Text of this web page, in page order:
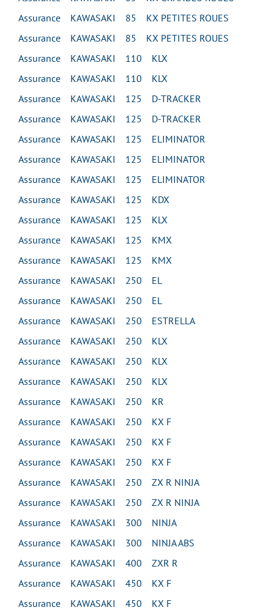
Assurance KAWASAKI 85 KX PETITES ROUES
Assurance KAWASAKI 85 KX PETITES ROUES
Assurance KAWASAKI 110 KLX
Assurance KAWASAKI 110 KLX
Assurance KAWASAKI 125 D-TRACKER
Assurance KAWASAKI 125 D-TRACKER
Assurance KAWASAKI 125 ELIMINATOR
Assurance KAWASAKI 125 ELIMINATOR
Assurance KAWASAKI 125 ELIMINATOR
Assurance KAWASAKI 125 KDX
Assurance KAWASAKI 125 KLX
Assurance KAWASAKI 125 KMX
Assurance KAWASAKI 125 KMX
Assurance KAWASAKI 250 EL
Assurance KAWASAKI 250 EL
Assurance KAWASAKI 250 ESTRELLA
Assurance KAWASAKI 250 KLX
Assurance KAWASAKI 250 KLX
Assurance KAWASAKI 250 KLX
Assurance KAWASAKI 250 KR
Assurance KAWASAKI 250 KX F
Assurance KAWASAKI 250 KX F
Assurance KAWASAKI 250 KX F
Assurance KAWASAKI 250 ZX R NINJA
Assurance KAWASAKI 250 ZX R NINJA
Assurance KAWASAKI 300 NINJA
Assurance KAWASAKI 300 NINJA ABS
Assurance KAWASAKI 400 ZXR R
Assurance KAWASAKI 450 KX F
Assurance KAWASAKI 450 KX F